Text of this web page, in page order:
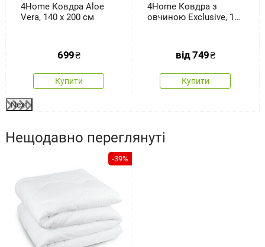
4Home Ковдра Aloe
Vera, 140 x 200 см
699₴
Купити
4Home Ковдра з
овчиною Exclusive, 140
від749₴
Купити
Next
Нещодавно переглянуті
-39%